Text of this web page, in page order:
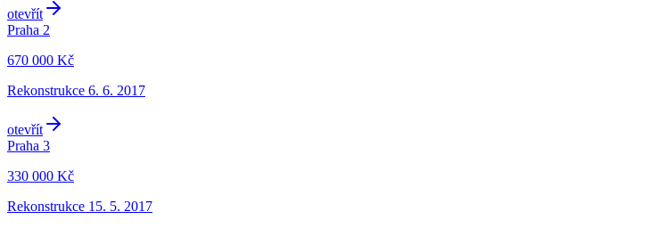
otevřít
Praha 2
670 000 Kč
Rekonstrukce 6. 6. 2017
otevřít
Praha 3
330 000 Kč
Rekonstrukce 15. 5. 2017